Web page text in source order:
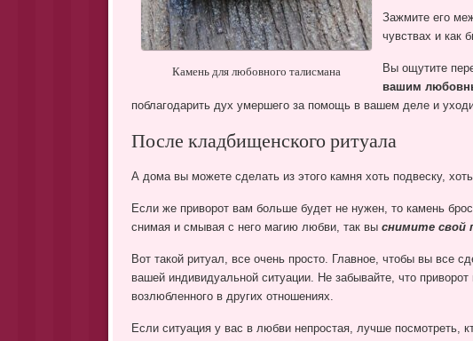
Камень для любовного талисмана
Зажмите его
чувствах и как
Вы ощутите
вашим
поблагодарить дух умершего за помощь в вашем деле и
После кладбищенского ритуала
А дома вы можете сделать из этого камня хоть подвеску, хоть
Если же приворот вам больше будет не нужен, то камень
снимая и смывая с него магию любви, так вы снимите свой
Вот такой ритуал, все очень просто. Главное, чтобы вы все
вашей индивидуальной ситуации. Не забывайте, что
возлюбленного в других отношениях.
Если ситуация у вас в любви непростая, лучше посмотреть,